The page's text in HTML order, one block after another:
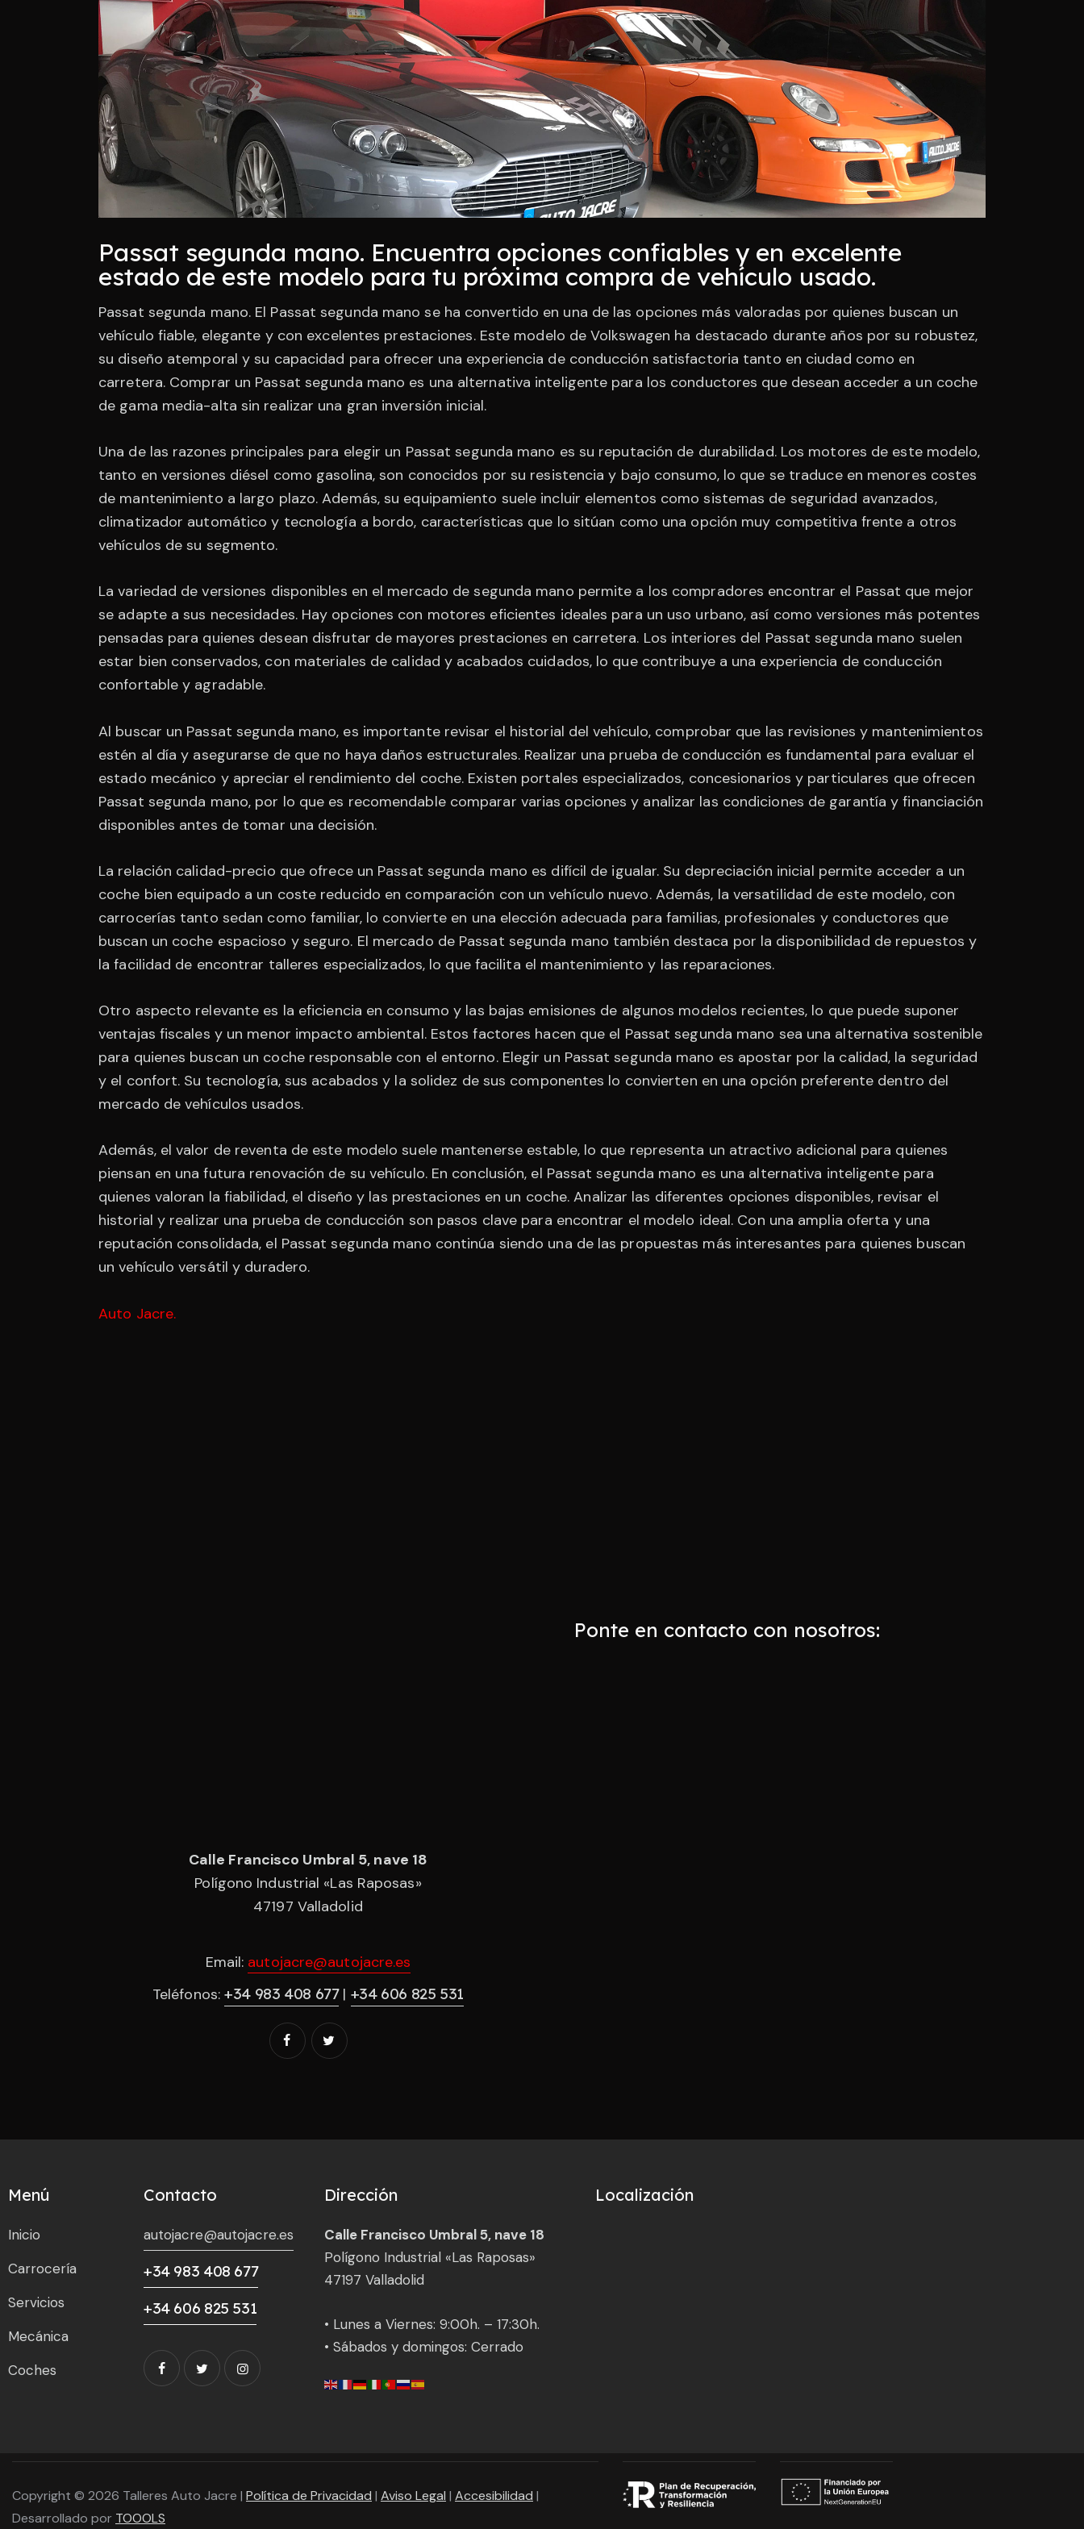
Passat segunda mano. Encuentra opciones confiables y en excelente
estado de este modelo para tu próxima compra de vehículo usado.
Passat segunda mano. El Passat segunda mano se ha convertido en una de las opciones más valoradas por quienes buscan un
vehículo fiable, elegante y con excelentes prestaciones. Este modelo de Volkswagen ha destacado durante años por su robustez,
su diseño atemporal y su capacidad para ofrecer una experiencia de conducción satisfactoria tanto en ciudad como en
carretera. Comprar un Passat segunda mano es una alternativa inteligente para los conductores que desean acceder a un coche
de gama media-alta sin realizar una gran inversión inicial.
Una de las razones principales para elegir un Passat segunda mano es su reputación de durabilidad. Los motores de este modelo,
tanto en versiones diésel como gasolina, son conocidos por su resistencia y bajo consumo, lo que se traduce en menores costes
de mantenimiento a largo plazo. Además, su equipamiento suele incluir elementos como sistemas de seguridad avanzados,
climatizador automático y tecnología a bordo, características que lo sitúan como una opción muy competitiva frente a otros
vehículos de su segmento.
La variedad de versiones disponibles en el mercado de segunda mano permite a los compradores encontrar el Passat que mejor
se adapte a sus necesidades. Hay opciones con motores eficientes ideales para un uso urbano, así como versiones más potentes
pensadas para quienes desean disfrutar de mayores prestaciones en carretera. Los interiores del Passat segunda mano suelen
estar bien conservados, con materiales de calidad y acabados cuidados, lo que contribuye a una experiencia de conducción
confortable y agradable.
Al buscar un Passat segunda mano, es importante revisar el historial del vehículo, comprobar que las revisiones y mantenimientos
estén al día y asegurarse de que no haya daños estructurales. Realizar una prueba de conducción es fundamental para evaluar el
estado mecánico y apreciar el rendimiento del coche. Existen portales especializados, concesionarios y particulares que ofrecen
Passat segunda mano, por lo que es recomendable comparar varias opciones y analizar las condiciones de garantía y financiación
disponibles antes de tomar una decisión.
La relación calidad-precio que ofrece un Passat segunda mano es difícil de igualar. Su depreciación inicial permite acceder a un
coche bien equipado a un coste reducido en comparación con un vehículo nuevo. Además, la versatilidad de este modelo, con
carrocerías tanto sedan como familiar, lo convierte en una elección adecuada para familias, profesionales y conductores que
buscan un coche espacioso y seguro. El mercado de Passat segunda mano también destaca por la disponibilidad de repuestos y
la facilidad de encontrar talleres especializados, lo que facilita el mantenimiento y las reparaciones.
Otro aspecto relevante es la eficiencia en consumo y las bajas emisiones de algunos modelos recientes, lo que puede suponer
ventajas fiscales y un menor impacto ambiental. Estos factores hacen que el Passat segunda mano sea una alternativa sostenible
para quienes buscan un coche responsable con el entorno. Elegir un Passat segunda mano es apostar por la calidad, la seguridad
y el confort. Su tecnología, sus acabados y la solidez de sus componentes lo convierten en una opción preferente dentro del
mercado de vehículos usados.
Además, el valor de reventa de este modelo suele mantenerse estable, lo que representa un atractivo adicional para quienes
piensan en una futura renovación de su vehículo. En conclusión, el Passat segunda mano es una alternativa inteligente para
quienes valoran la fiabilidad, el diseño y las prestaciones en un coche. Analizar las diferentes opciones disponibles, revisar el
historial y realizar una prueba de conducción son pasos clave para encontrar el modelo ideal. Con una amplia oferta y una
reputación consolidada, el Passat segunda mano continúa siendo una de las propuestas más interesantes para quienes buscan
un vehículo versátil y duradero.
Auto Jacre.
Calle Francisco Umbral 5, nave 18
Polígono Industrial «Las Raposas»
47197 Valladolid
Email: autojacre@autojacre.es
Teléfonos:+34 983 408 677| +34 606 825 531
Ponte en contacto con nosotros:
Menú
Inicio
Carrocería
Servicios
Mecánica
Coches
Contacto
autojacre@autojacre.es
+34 983 408 677
+34 606 825 531
Dirección
Calle Francisco Umbral 5, nave 18
Polígono Industrial «Las Raposas»
47197 Valladolid
• Lunes a Viernes: 9:00h. – 17:30h.
• Sábados y domingos: Cerrado
Localización
Copyright © 2026 Talleres Auto Jacre | Política de Privacidad | Aviso Legal | Accesibilidad |
Desarrollado por TOOOLS